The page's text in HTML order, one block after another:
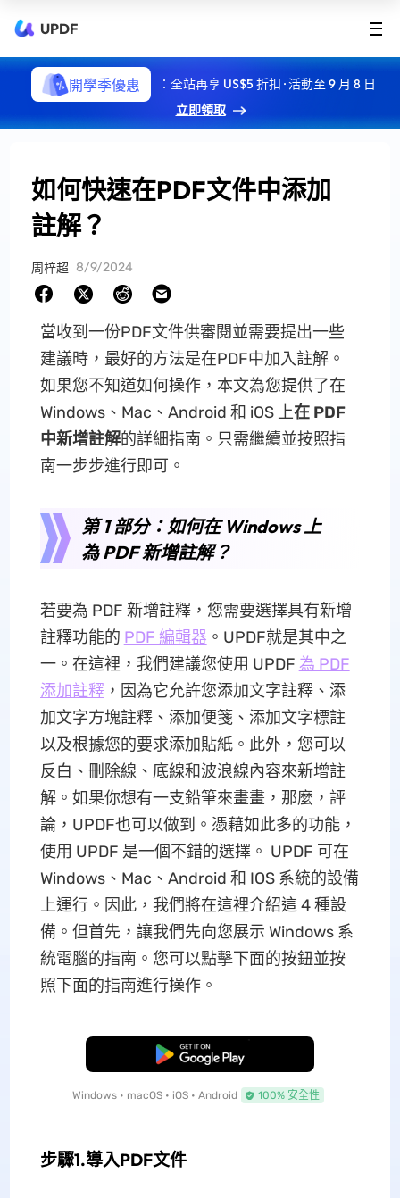
UPDF
開學季優惠
：全站再享 US$5 折扣 · 活動至 9 月 8 日
立即領取
如何快速在PDF文件中添加
註解？
周梓超 8/9/2024
當收到一份PDF文件供審閱並需要提出一些
建議時，最好的方法是在PDF中加入註解。
如果您不知道如何操作，本文為您提供了在
Windows、Mac、Android 和 iOS 上在 PDF
中新增註解的詳細指南。只需繼續並按照指
南一步步進行即可。
第 1 部分：如何在 Windows 上
為 PDF 新增註解？
若要為 PDF 新增註釋，您需要選擇具有新增
註釋功能的 PDF 編輯器 。UPDF就是其中之
一。在這裡，我們建議您使用 UPDF 為 PDF
添加註釋，因為它允許您添加文字註釋、添
加文字方塊註釋、添加便箋、添加文字標註
以及根據您的要求添加貼紙。此外，您可以
反白、刪除線、底線和波浪線內容來新增註
解。如果你想有一支鉛筆來畫畫，那麼，評
論，UPDF也可以做到。憑藉如此多的功能，
使用 UPDF 是一個不錯的選擇。 UPDF 可在
Windows、Mac、Android 和 IOS 系統的設備
上運行。因此，我們將在這裡介紹這 4 種設
備。但首先，讓我們先向您展示 Windows 系
統電腦的指南。您可以點擊下面的按鈕並按
照下面的指南進行操作。
免費下載
Windows • macOS • iOS • Android 100% 安全性
步驟1.導入PDF文件